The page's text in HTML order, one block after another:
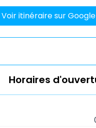
Voir itinéraire sur
Horaires